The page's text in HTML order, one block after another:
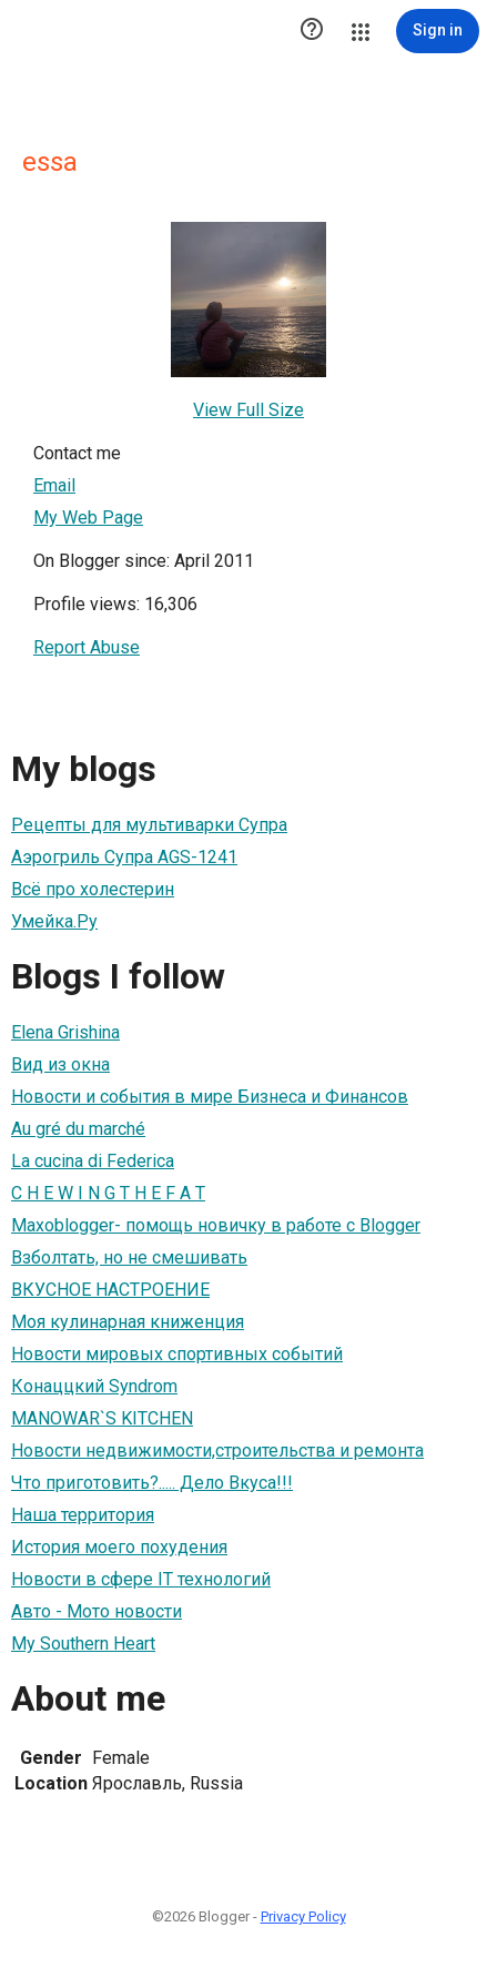
 Sign in
essa
View Full Size
Contact me
Email
My Web Page
On Blogger since: April 2011
Profile views: 16,306
Report Abuse
My blogs
Рецепты для мультиварки Супра
Аэрогриль Супра AGS-1241
Всё про холестерин
Умейка.Ру
Blogs I follow
Elena Grishina
Вид из окна
Новости и события в мире Бизнеса и Финансов
Au gré du marché
La cucina di Federica
C H E W I N G T H E F A T
Maxoblogger- помощь новичку в работе с Blogger
Взболтать, но не смешивать
ВКУСНОЕ НАСТРОЕНИЕ
Моя кулинарная книженция
Новости мировых спортивных событий
Конаццкий Syndrom
MANOWAR`S KITCHEN
Новости недвижимости,строительства и ремонта
Что приготовить?..... Дело Вкуса!!!
Наша территория
История моего похудения
Новости в сфере IT технологий
Авто - Мото новости
My Southern Heart
About me
Gender Female
Location Ярославль, Russia
©2026 Blogger - Privacy Policy